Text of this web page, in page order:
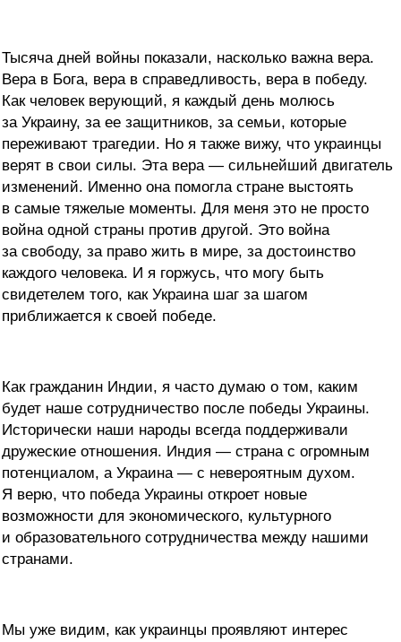
Тысяча дней войны показали, насколько важна вера.
Вера в Бога, вера в справедливость, вера в победу.
Как человек верующий, я каждый день молюсь
за Украину, за ее защитников, за семьи, которые
переживают трагедии. Но я также вижу, что украинцы
верят в свои силы. Эта вера — сильнейший двигатель
изменений. Именно она помогла стране выстоять
в самые тяжелые моменты. Для меня это не просто
война одной страны против другой. Это война
за свободу, за право жить в мире, за достоинство
каждого человека. И я горжусь, что могу быть
свидетелем того, как Украина шаг за шагом
приближается к своей победе.
Как гражданин Индии, я часто думаю о том, каким
будет наше сотрудничество после победы Украины.
Исторически наши народы всегда поддерживали
дружеские отношения. Индия — страна с огромным
потенциалом, а Украина — с невероятным духом.
Я верю, что победа Украины откроет новые
возможности для экономического, культурного
и образовательного сотрудничества между нашими
странами.
Мы уже видим, как украинцы проявляют интерес